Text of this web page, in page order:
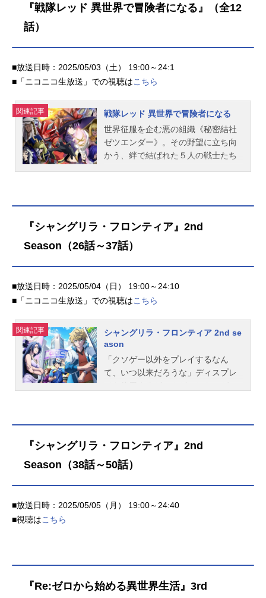
面が顔を出す。チームで挑むことす
マー】で、強大なボスを叩き伏せる
明、神出鬼没、街で噂の凄腕冒険者
〈処刑人〉その人だったのだ!!でも、
そのことは絶対に隠し通さなければ
ならない。なぜなら受付嬢は副業禁
止で、バレたら即刻クビだから...。
アリナの平穏な暮らしは、守ら...
て商売を始めたケンイチは、瞬く間
自給自⾜の生活を送ろうとする
が……。才気溢れるケンイチに惹か
ラフォー男は、念願のスローライフ
を実現できるのか!?異世界ファンタ
ジーここに開幕！作品名アラフォー
男の異世界通販放送形態TVアニメス
ケジュール2025年1月9日（木）～20
野美咲ミャレー：富田美憂ニャメ
ランサス：小清水亜美メリッサ：花
ー」スクウェア・エニックス刊）キ
ャラクター原案：やまかわ監督：夕
ャラクターデザ...
『戦隊レッド 異世界で冒険者になる』（全12
話）
■放送日時：2025/05/03（土） 19:00～24:1
■「ニコニコ生放送」での視聴はこちら
関連記事
戦隊レッド 異世界で冒険者になる
世界征服を企む悪の組織《秘密結社
ゼツエンダー》。その野望に立ち向
かう、絆で結ばれた５人の戦士たち
の最終決戦へ。壮絶な戦いの中で傷
付いていく仲間たち。４人の想いを
背に、《キズナレッド》は単身《絶
縁王》へと挑む。激戦の果てに敵と
くとそこは《未知の世界》だった！
異世界でも困った人々を救うため、
でおくる、絆の最強英雄譚!!作品名戦
形態TVアニメスケジュール2025年1
月12日（日）～2025年3月30日
（日）TOKYOMX・AT-Xほか話数全1
グレイ・アヴァルロスト：田中美海
ヤ：白石晴香アジール・アヌマ・ク
行ヴィダン：鈴村健一万丈寺流／キ
『シャングリラ・フロンティア』2nd
Season（26話～37話）
■放送日時：2025/05/04（日） 19:00～24:10
■「ニコニコ生放送」での視聴はこちら
関連記事
シャングリラ・フロンティア 2nd se
ason
「クソゲー以外をプレイするなん
て、いつ以来だろうな」ディスプレ
新のVR技術に内容が追いついていな
品が大量にリリースされていた。そ
んな数多のクソゲーをクリアするこ
だのはクソゲーの対極、総プレイヤ
の運命を変えていく!!最強クソゲーマ
ーによる最高のゲーム冒険譚、ここ
『シャングリラ・フロンティア』2nd
Season（38話～50話）
■放送日時：2025/05/05（月） 19:00～24:40
■視聴はこちら
『Re:ゼロから始める異世界生活』3rd